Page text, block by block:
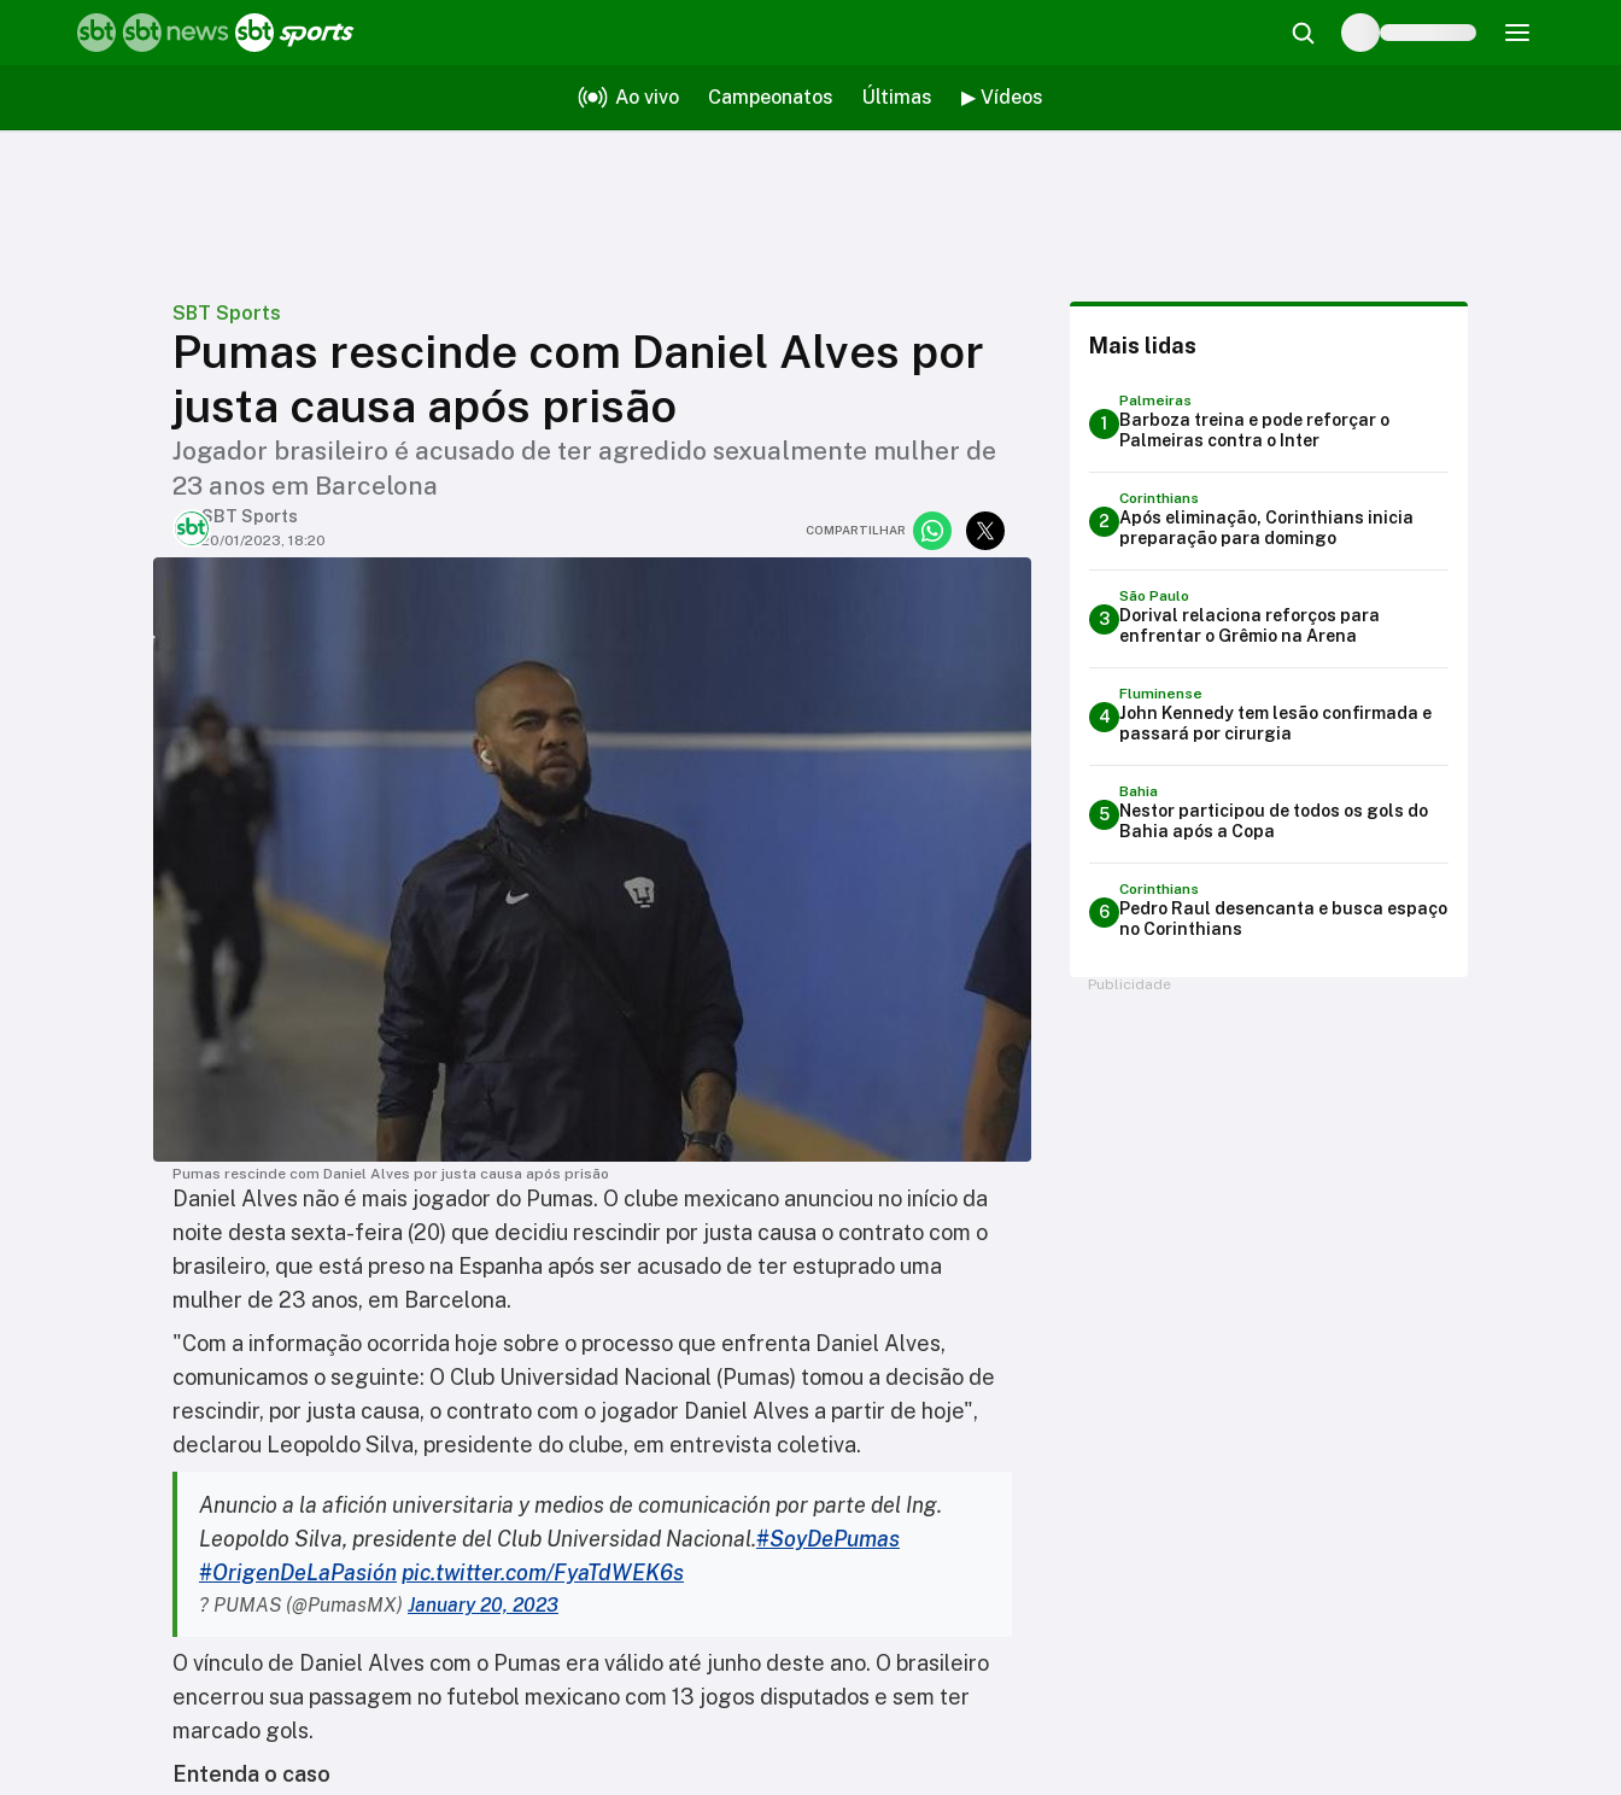
Ao vivo Campeonatos Últimas ▶ Vídeos
SBT Sports
Pumas rescinde com Daniel Alves por
justa causa após prisão
Jogador brasileiro é acusado de ter agredido sexualmente mulher de
23 anos em Barcelona
SBT Sports
20/01/2023, 18:20
COMPARTILHAR
Pumas rescinde com Daniel Alves por justa causa após prisão
Daniel Alves não é mais jogador do Pumas. O clube mexicano anunciou no início da
noite desta sexta-feira (20) que decidiu rescindir por justa causa o contrato com o
brasileiro, que está preso na Espanha após ser acusado de ter estuprado uma
mulher de 23 anos, em Barcelona.
"Com a informação ocorrida hoje sobre o processo que enfrenta Daniel Alves,
comunicamos o seguinte: O Club Universidad Nacional (Pumas) tomou a decisão de
rescindir, por justa causa, o contrato com o jogador Daniel Alves a partir de hoje",
declarou Leopoldo Silva, presidente do clube, em entrevista coletiva.
Anuncio a la afición universitaria y medios de comunicación por parte del Ing.
Leopoldo Silva, presidente del Club Universidad Nacional.#SoyDePumas
#OrigenDeLaPasiónpic.twitter.com/FyaTdWEK6s
? PUMAS (@PumasMX) January 20, 2023
O vínculo de Daniel Alves com o Pumas era válido até junho deste ano. O brasileiro
encerrou sua passagem no futebol mexicano com 13 jogos disputados e sem ter
marcado gols.
Entenda o caso
Mais lidas
1
Palmeiras
Barboza treina e pode reforçar o
Palmeiras contra o Inter
2
Corinthians
Após eliminação, Corinthians inicia
preparação para domingo
3
São Paulo
Dorival relaciona reforços para
enfrentar o Grêmio na Arena
4
Fluminense
John Kennedy tem lesão confirmada e
passará por cirurgia
5
Bahia
Nestor participou de todos os gols do
Bahia após a Copa
6
Corinthians
Pedro Raul desencanta e busca espaço
no Corinthians
Publicidade